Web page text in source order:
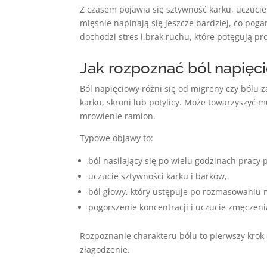
Z czasem pojawia się sztywność karku,
mięśnie napinają się jeszcze bardziej, co
dochodzi stres i brak ruchu, które potęgują
Jak rozpoznać ból
Ból napięciowy różni się od migreny czy bólu
karku, skroni lub potylicy. Może towarzyszyć
mrowienie ramion.
Typowe objawy to:
ból nasilający się po wielu godzinach pracy
uczucie sztywności karku i barków,
ból głowy, który ustępuje po rozmasowaniu
pogorszenie koncentracji i uczucie
Rozpoznanie charakteru bólu to pierwszy
złagodzenie.